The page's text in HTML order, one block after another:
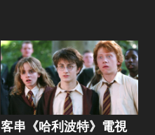
客串《哈利波特》電視